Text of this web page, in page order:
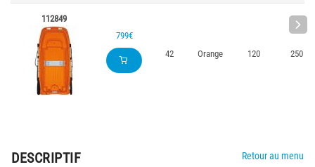
112849
799€
42
Orange 120 250
DESCRIPTIF Retour au menu